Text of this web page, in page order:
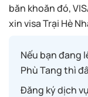
băn khoăn đó,
xin visa Trại Hè
Nếu bạn đang
Phù Tang thì
Đăng ký dịch